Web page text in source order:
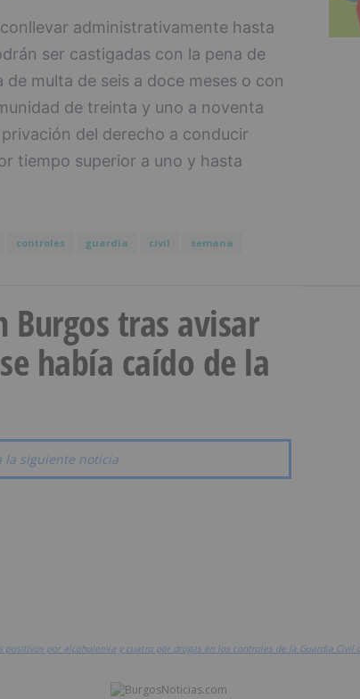
administrativamente hasta
ser castigadas con la pena de
multa de seis a doce meses o con
de treinta y uno a noventa
del derecho a conducir
tiempo superior a uno y hasta
controles guardia civil semana
Burgos tras avisar
había caído de la
la siguiente noticia
positivos por alcoholemia y cuatro por drogas en los controles de la Guardia Civil